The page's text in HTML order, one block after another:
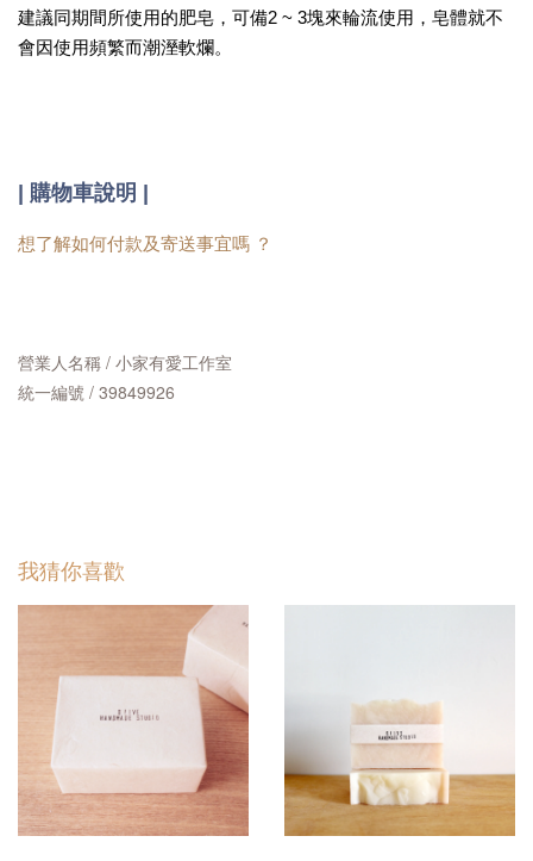
建議同期間所使用的肥皂，可備2 ~ 3塊來輪流使用，皂體就不
會因使用頻繁而潮溼軟爛。
購物車說明 |
想了解如何付款及寄送事宜嗎 ？
營業人名稱 / 小家有愛工作室
統一編號 / 39849926
我猜你喜歡